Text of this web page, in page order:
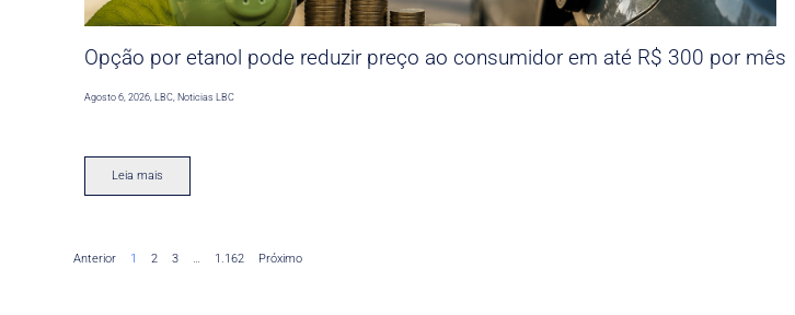
Opção por etanol pode reduzir preço ao consumidor em até R$ 300 por mês
Agosto 6, 2026 ,LBC Noticias LBC
Leia mais
Anterior 1 2 3 … 1.162 Próximo